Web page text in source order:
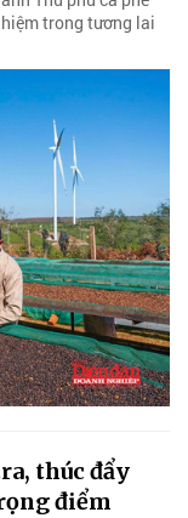
trong tương lai
thúc đẩy
điểm